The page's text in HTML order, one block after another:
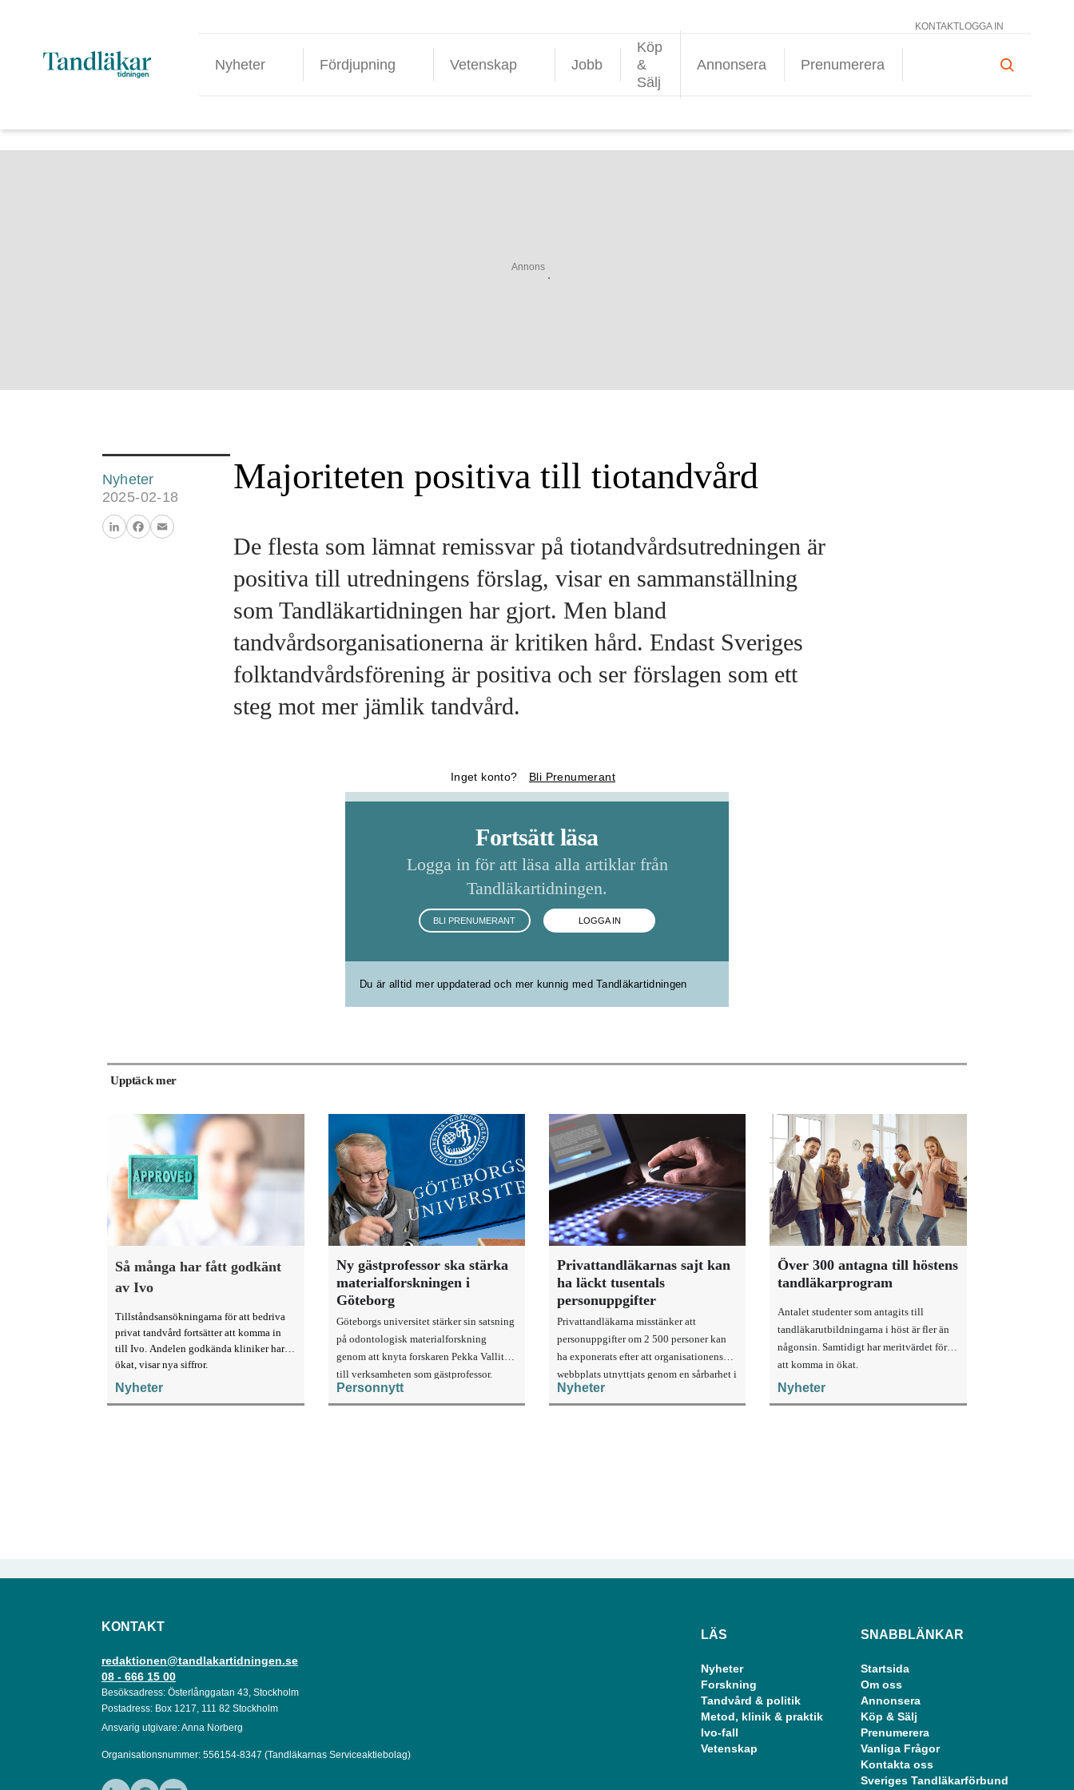
KONTAKTLOGGA IN
Nyheter Fördjupning Vetenskap Jobb
Köp
&
Sälj
Annonsera Prenumerera
Annons
Nyheter
2025-02-18
LinkedInFacebook
Email
Majoriteten positiva till tiotandvård
De flesta som lämnat remissvar på tiotandvårdsutredningen är
positiva till utredningens förslag, visar en sammanställning
som Tandläkartidningen har gjort. Men bland
tandvårdsorganisationerna är kritiken hård. Endast Sveriges
folktandvårdsförening är positiva och ser förslagen som ett
steg mot mer jämlik tandvård.
Inget konto? Bli Prenumerant
Fortsätt läsa
Logga in för att läsa alla artiklar från
Tandläkartidningen.
BLI PRENUMERANT LOGGA IN
Du är alltid mer uppdaterad och mer kunnig med Tandläkartidningen
Upptäck mer
Så många har fått godkänt
av Ivo
Tillståndsansökningarna för att bedriva
privat tandvård fortsätter att komma in
till Ivo. Andelen godkända kliniker har
ökat, visar nya siffror.
Nyheter
Ny gästprofessor ska stärka
materialforskningen i
Göteborg
Göteborgs universitet stärker sin satsning
på odontologisk materialforskning
genom att knyta forskaren Pekka Vallittu
till verksamheten som gästprofessor.
Personnytt
Privattandläkarnas sajt kan
ha läckt tusentals
personuppgifter
Privattandläkarna misstänker att
personuppgifter om 2 500 personer kan
ha exponerats efter att organisationens
webbplats utnyttjats genom en sårbarhet i
ett publiceringsverktyg.
Nyheter
Över 300 antagna till höstens
tandläkarprogram
Antalet studenter som antagits till
tandläkarutbildningarna i höst är fler än
någonsin. Samtidigt har meritvärdet för
att komma in ökat.
Nyheter
KONTAKT
redaktionen@tandlakartidningen.se
08 - 666 15 00
Besöksadress: Österlånggatan 43, Stockholm
Postadress: Box 1217, 111 82 Stockholm
Ansvarig utgivare: Anna Norberg
Organisationsnummer: 556154-8347 (Tandläkarnas Serviceaktiebolag)
LÄS
Nyheter
Forskning
Tandvård & politik
Metod, klinik & praktik
Ivo-fall
Vetenskap
SNABBLÄNKAR
Startsida
Om oss
Annonsera
Köp & Sälj
Prenumerera
Vanliga Frågor
Kontakta oss
Sveriges Tandläkarförbund